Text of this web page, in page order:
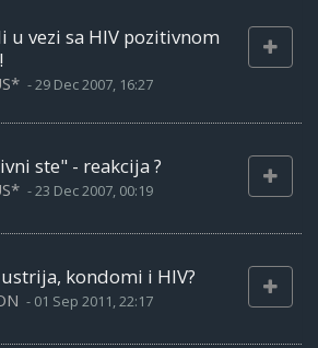
u vezi sa HIV pozitivnom
-29 Dec 2007, 16:27
ste" - reakcija ?
-23 Dec 2007, 00:19
kondomi i HIV?
- 01 Sep 2011, 22:17